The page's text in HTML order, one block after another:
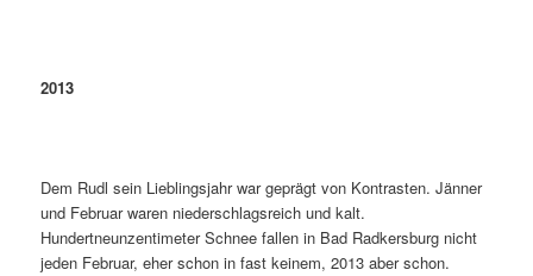
2013
Dem Rudl sein Lieblingsjahr war geprägt von Kontrasten. Jänner
und Februar waren niederschlagsreich und kalt.
Hundertneunzentimeter Schnee fallen in Bad Radkersburg nicht
jeden Februar, eher schon in fast keinem, 2013 aber schon.